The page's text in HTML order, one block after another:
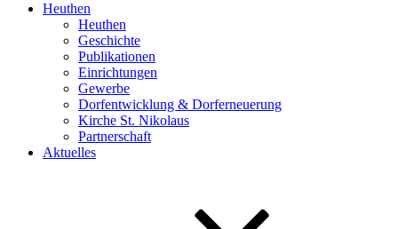
Heuthen
Heuthen
Geschichte
Publikationen
Einrichtungen
Gewerbe
Dorfentwicklung & Dorferneuerung
Kirche St. Nikolaus
Partnerschaft
Aktuelles